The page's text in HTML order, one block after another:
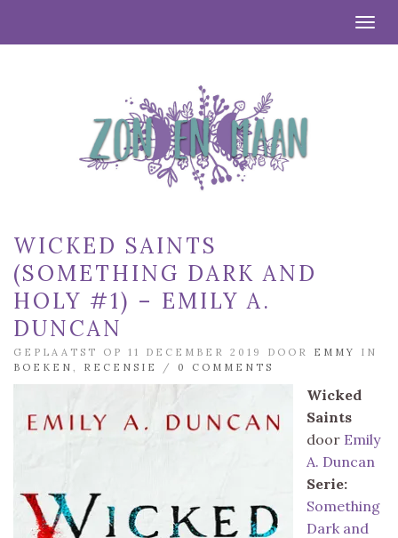
WICKED SAINTS
(SOMETHING DARK AND
HOLY #1) – EMILY A.
DUNCAN
GEPLAATST OP 11 DECEMBER 2019 DOOR EMMY
IN
BOEKEN
RECENSIE / 0 COMMENTS
Wicked
Saints
door Emily
A. Duncan
Serie:
Something
Dark and